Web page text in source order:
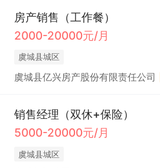
房产销售（工作餐）
2000-20000元/月
虞城县城区
虞城县亿兴房产股份有限责任公司
销售经理（双休+保险）
5000-20000元/月
虞城县城区